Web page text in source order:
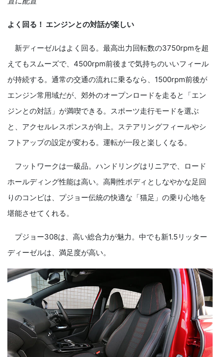
よく回る！ エンジンとの対話が楽しい
新ディーゼルはよく回る。最高出力回転数の3750rpmを超
えてもスムーズで、 4500rpm前後まで気持ちのいいフィール
が持続する。通常の交通の流れに乗るなら、 1500rpm前後が
エンジン常用域だが、郊外のオープンロードを走ると「エン
ジンとの対話」が満喫できる。スポーツ走行モードを選ぶ
と、アクセルレスポンスが向上。ステアリングフィールやシ
フトアップの設定が変わる。運転が一段と楽しくなる。
フットワークは一級品。ハンドリングはリニアで、ロード
ホールディング性能は高い。高剛性ボディとしなやかな足回
りのコンビは、プジョー伝統の快適な「猫足」の乗り心地を
堪能させてくれる。
プジョー308は、高い総合力が魅力。中でも新1.5 リッター
ディーゼルは、満足度が高い。